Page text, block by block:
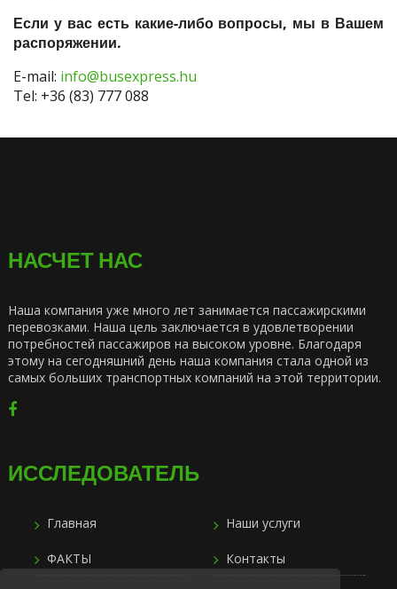
Если у вас есть какие-либо вопросы, мы в Вашем
распоряжении.
E-mail: info@busexpress.hu
Tel: +36 (83) 777 088
НАСЧЕТ НАС
Наша компания уже много лет занимается пассажирскими
перевозками. Наша цель заключается в удовлетворении
потребностей пассажиров на высоком уровне. Благодаря
этому на сегодняшний день наша компания стала одной из
самых больших транспортных компаний на этой территории.
ИССЛЕДОВАТЕЛЬ
Главная Наши услуги
ФАКТЫ Контакты